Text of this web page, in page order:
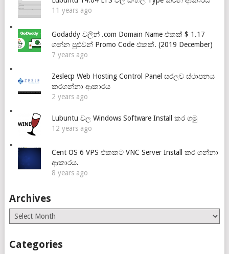
11 years ago
Godaddy වලින් .com Domain Name එකක් $ 1.17
ගන්න පුළුවන් Promo Code එකක්. (2019 December)
7 years ago
Zeslecp Web Hosting Control Panel සරලව ස්ථාපනය
කරගන්නා ආකාරය
2 years ago
Lubuntu වල Windows Software Install කර ගමු
12 years ago
Cent OS 6 VPS එකකට VNC Server Install කර ගන්නා
ආකාරය.
8 years ago
Archives
Archives
Categories